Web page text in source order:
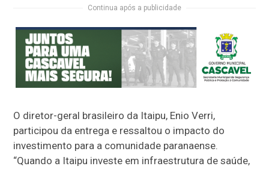
Continua após a publicidade
O diretor-geral brasileiro da Itaipu, Enio Verri,
participou da entrega e ressaltou o impacto do
investimento para a comunidade paranaense.
“Quando a Itaipu investe em infraestrutura de saúde,